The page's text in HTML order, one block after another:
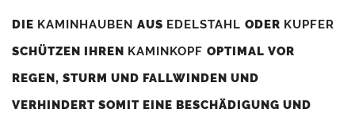
DIE KAMINHAUBEN AUS EDELSTAHL ODER KUPFER
SCHÜTZEN IHREN KAMINKOPF OPTIMAL VOR
REGEN, STURM UND FALLWINDEN UND
VERHINDERT SOMIT EINE BESCHÄDIGUNG UND